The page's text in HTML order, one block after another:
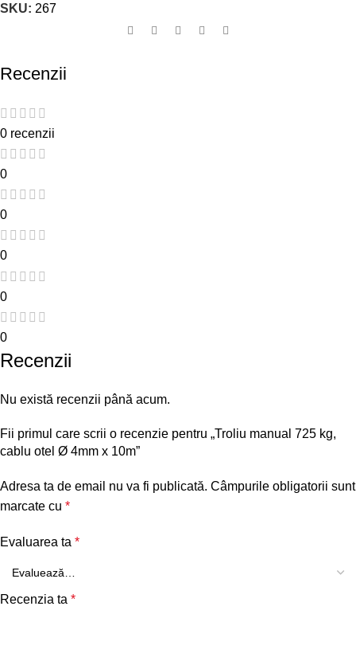
SKU: 267
Recenzii
0 recenzii
0
0
0
0
0
Recenzii
Nu există recenzii până acum.
Fii primul care scrii o recenzie pentru „Troliu manual 725 kg,
cablu otel Ø 4mm x 10m”
Adresa ta de email nu va fi publicată. Câmpurile obligatorii sunt
marcate cu *
Evaluarea ta *
Recenzia ta *